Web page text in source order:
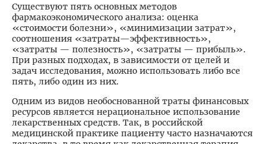
Существуют пять основных методов
фармакоэкономического анализа: оценка
«стоимости болезни», «минимизации затрат»,
соотношения «затраты—эффективность»,
«затраты — полезность», «затраты — прибыль».
При разных подходах, в зависимости от целей и
задач исследования, можно использовать либо все
пять, либо один из них.
Одним из видов необоснованной траты финансовых
ресурсов является нерациональное использование
лекарственных средств. Так, в российской
медицинской практике пациенту часто назначаются